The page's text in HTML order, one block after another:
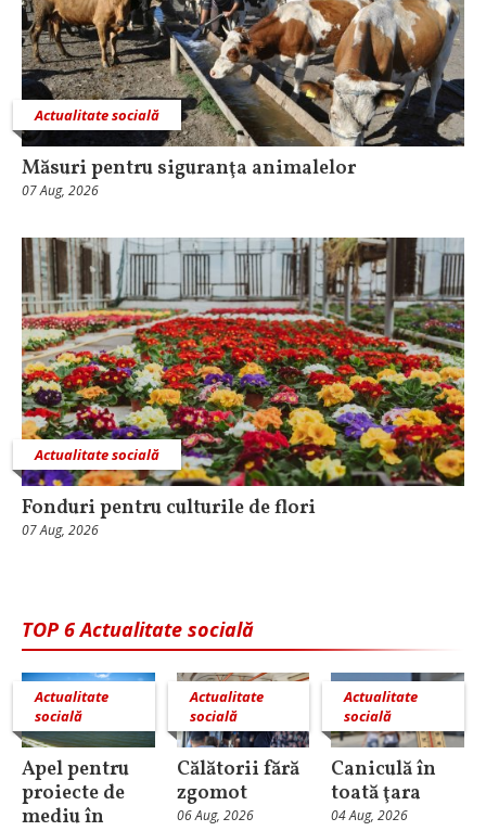
Actualitate socială
Măsuri pentru siguranţa animalelor
07 Aug, 2026
Actualitate socială
Fonduri pentru culturile de flori
07 Aug, 2026
TOP 6 Actualitate socială
Actualitate
socială
Apel pentru
proiecte de
mediu în
Actualitate
socială
Călătorii fără
zgomot
06 Aug, 2026
Actualitate
socială
Caniculă în
toată ţara
04 Aug, 2026